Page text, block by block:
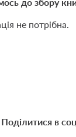
не потрібна.
Поділитися в